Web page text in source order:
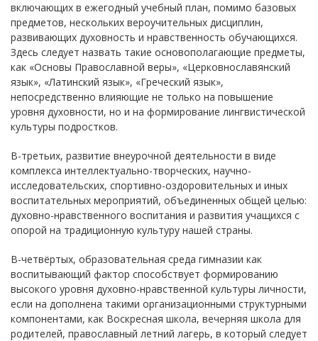
включающих в ежегодный учебный план, помимо базовых
предметов, нескольких вероучительных дисциплин,
развивающих духовность и нравственность обучающихся.
Здесь следует назвать такие основополагающие предметы,
как «Основы Православной веры», «Церковнославянский
язык», «Латинский язык», «Греческий язык»,
непосредственно влияющие не только на повышение
уровня духовности, но и на формирование лингвистической
культуры подростков.
В-третьих, развитие внеурочной деятельности в виде
комплекса интеллектуально-творческих, научно-
исследовательских, спортивно-оздоровительных и иных
воспитательных мероприятий, объединенных общей целью:
духовно-нравственного воспитания и развития учащихся с
опорой на традиционную культуру нашей страны.
В-четвёртых, образовательная среда гимназии как
воспитывающий фактор способствует формированию
высокого уровня духовно-нравственной культуры личности,
если на дополнена такими организационными структурными
компонентами, как Воскресная школа, вечерняя школа для
родителей, православный летний лагерь, в который следует